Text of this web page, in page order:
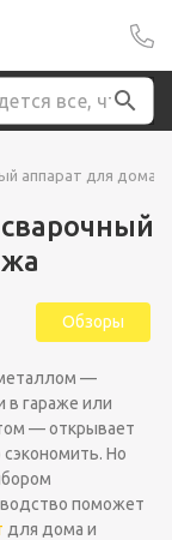
аппарат для дома и
Обзоры
—
в гараже или
— открывает
Но
поможет
для дома и